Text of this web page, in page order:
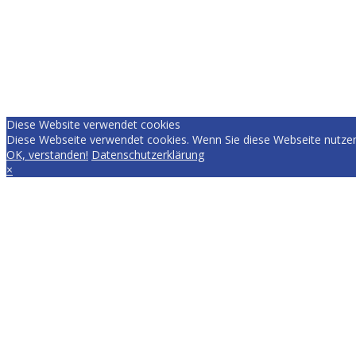
Diese Website verwendet cookies
Diese Webseite verwendet cookies. Wenn Sie diese Webseite
OK, verstanden! Datenschutzerklärung
×